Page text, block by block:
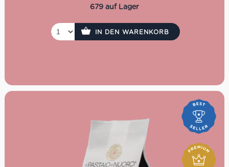
679 auf Lager
IN DEN WARENKORB